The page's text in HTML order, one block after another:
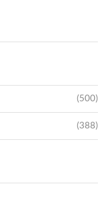
(500)
(388)